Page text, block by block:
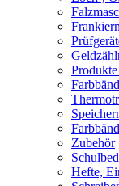
Zubehör
Hefte,